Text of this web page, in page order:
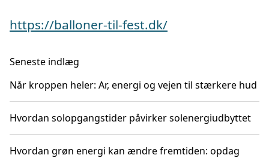
https://balloner-til-fest.dk/
Seneste indlæg
Når kroppen heler: Ar, energi og vejen til stærkere hud
Hvordan solopgangstider påvirker solenergiudbyttet
Hvordan grøn energi kan ændre fremtiden: opdag